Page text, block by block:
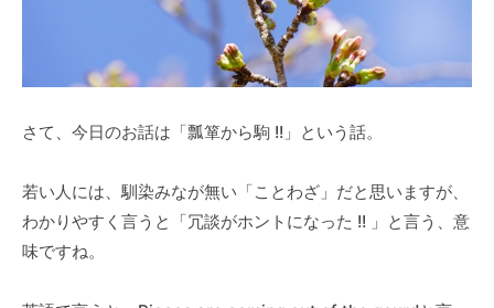
さて、今日のお話は「瓢箪から駒 !!」という話。
若い人には、馴染みなが無い「ことわざ」だと思いますが、
わかりやすく言うと「冗談がホントになった !! 」と言う、意
味ですね。